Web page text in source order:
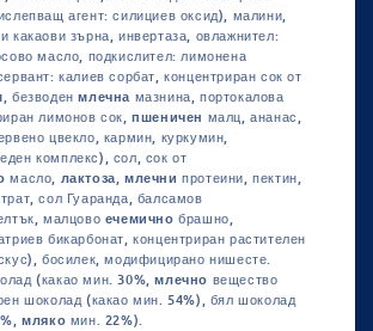
агент: силициев оксид), малини,
какаови зърна, инвертаза, овлажнител:
масло, подкислител: лимонена
калиев сорбат, концентриран сок от
, безводенмлечна мазнина, портокалова
лимонов сок,пшеничен малц, ананас,
цвекло, кармин, куркумин,
комплекс), сол, сок от
масло, лактоза,млечни протеини, пектин,
сол Гуаранда, балсамов
малцово ечемично брашно,
бикарбонат, концентриран растителен
босилек, модифицирано нишесте.
(какао мин. 30%,млечно вещество
шоколад (какао мин. 54%), бял шоколад
мляко мин. 22%).